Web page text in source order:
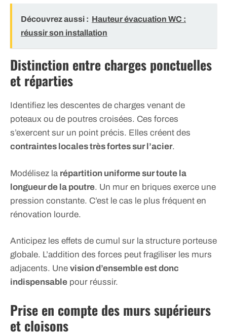
Découvrez aussi : Hauteur évacuation WC :
réussir son installation
Distinction entre charges ponctuelles
et réparties
Identifiez les descentes de charges venant de
poteaux ou de poutres croisées. Ces forces
s’exercent sur un point précis. Elles créent des
contraintes locales très fortes sur l’acier.
Modélisez la répartition uniforme sur toute la
longueur de la poutre. Un mur en briques exerce une
pression constante. C’est le cas le plus fréquent en
rénovation lourde.
Anticipez les effets de cumul sur la structure porteuse
globale. L’addition des forces peut fragiliser les murs
adjacents. Une vision d’ensemble est donc
indispensable pour réussir.
Prise en compte des murs supérieurs
et cloisons